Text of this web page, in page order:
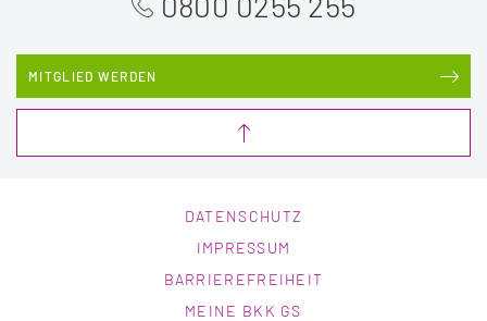
MITGLIED WERDEN
DATENSCHUTZ
IMPRESSUM
BARRIEREFREIHEIT
MEINE BKK GS